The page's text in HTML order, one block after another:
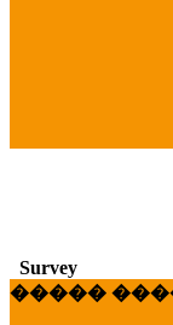
Survey
�����